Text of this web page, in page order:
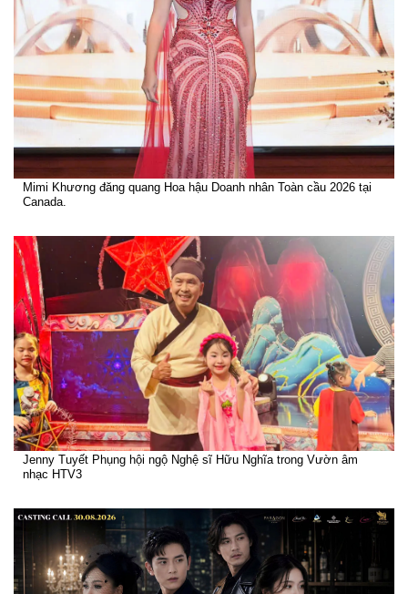
Mimi Khương đăng quang Hoa hậu Doanh nhân Toàn cầu 2026 tại
Canada.
Jenny Tuyết Phụng hội ngộ Nghệ sĩ Hữu Nghĩa trong Vườn âm
nhạc HTV3